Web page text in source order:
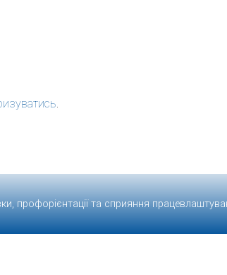
.
профорієнтації та сприяння